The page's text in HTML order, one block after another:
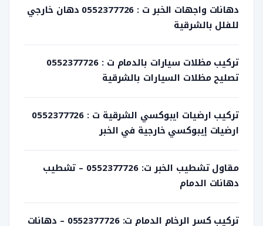
دهانات واجهات الخبر ت : 0552377726 دهان خارجي
للفلل بالشرقية
تركيب مظلات سيارات بالدمام ت : 0552377726
تصليح مظلات السيارات بالشرقية
تركيب ارضيات ايبوكسي الشرقية ت : 0552377726
ارضيات إيبوكسي خارجية في الخبر
مقاول تشطيب الخبر ت: 0552377726 – تشطيب
دهانات الدمام
تركيب كسر الرخام الدمام ت: 0552377726 – دهانات